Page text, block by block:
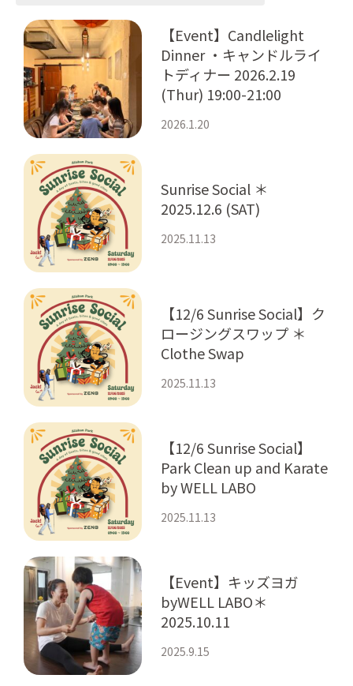
【Event】Candlelight
Dinner ・キャンドルライ
トディナー 2026.2.19
(Thur) 19:00-21:00
2026.1.20
Sunrise Social ＊
2025.12.6 (SAT)
2025.11.13
【12/6 Sunrise Social】ク
ロージングスワップ ＊
Clothe Swap
2025.11.13
【12/6 Sunrise Social】
Park Clean up and Karate
by WELL LABO
2025.11.13
【Event】キッズヨガ
byWELL LABO＊
2025.10.11
2025.9.15